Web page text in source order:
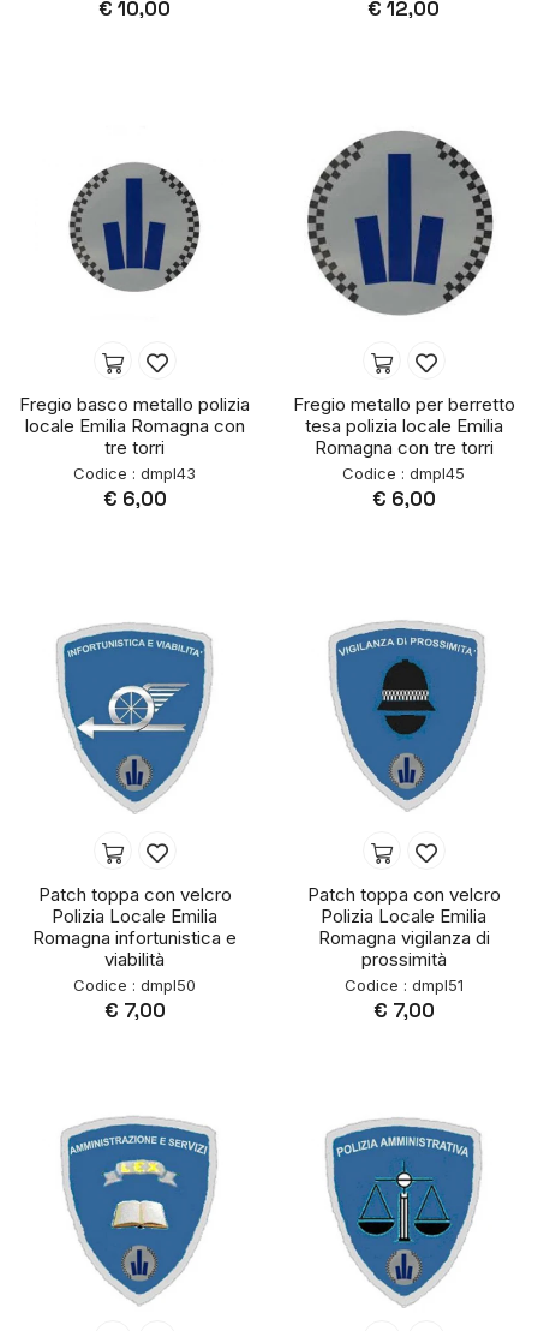
€ 10,00 € 12,00
Fregio basco metallo polizia
locale Emilia Romagna con
tre torri
Codice : dmpl43
€ 6,00
Fregio metallo per berretto
tesa polizia locale Emilia
Romagna con tre torri
Codice : dmpl45
€ 6,00
Patch toppa con velcro
Polizia Locale Emilia
Romagna infortunistica e
viabilità
Codice : dmpl50
€ 7,00
Patch toppa con velcro
Polizia Locale Emilia
Romagna vigilanza di
prossimità
Codice : dmpl51
€ 7,00